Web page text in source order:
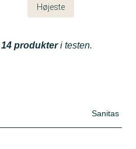
Højeste
14 produkteri testen.
Sanitas